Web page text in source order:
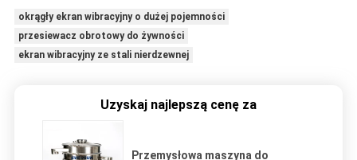
okrągły ekran wibracyjny o dużej pojemności
przesiewacz obrotowy do żywności
ekran wibracyjny ze stali nierdzewnej
Uzyskaj najlepszą cenę za
Przemysłowa maszyna do